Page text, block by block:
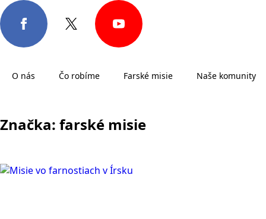
O nás Čo robíme Farské misie Naše komunity
Značka: farské misie